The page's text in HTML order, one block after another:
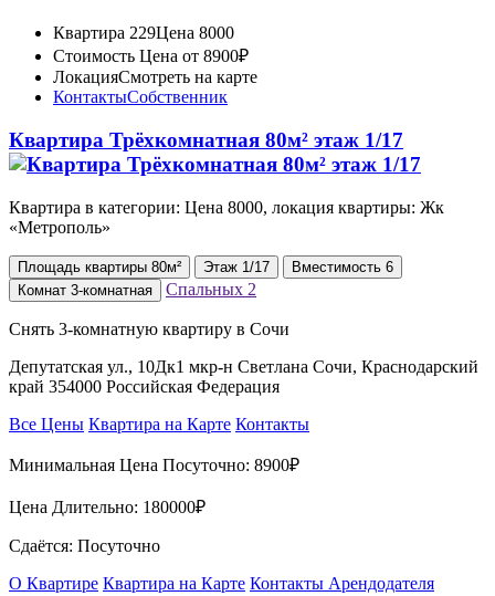
Квартира 229Цена 8000
Стоимость Цена от 8900₽
ЛокацияСмотреть на карте
КонтактыСобственник
Квартира Трёхкомнатная 80м² этаж 1/17
Квартира в категории: Цена 8000, локация квартиры: Жк
«Метрополь»
Площадь квартиры 80м² Этаж 1/17 Вместимость 6
Комнат 3-комнатная Спальных 2
Снять 3-комнатную квартиру в Сочи
Депутатская ул., 10Дк1 мкр-н Светлана Сочи, Краснодарский
край 354000 Российская Федерация
Все Цены Квартира на Карте Контакты
Минимальная Цена Посуточно: 8900₽
Цена Длительно: 180000₽
Сдаётся: Посуточно
О Квартире Квартира на Карте Контакты Арендодателя